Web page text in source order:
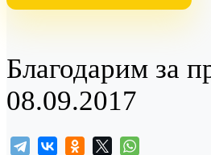
Благодарим за
08.09.2017